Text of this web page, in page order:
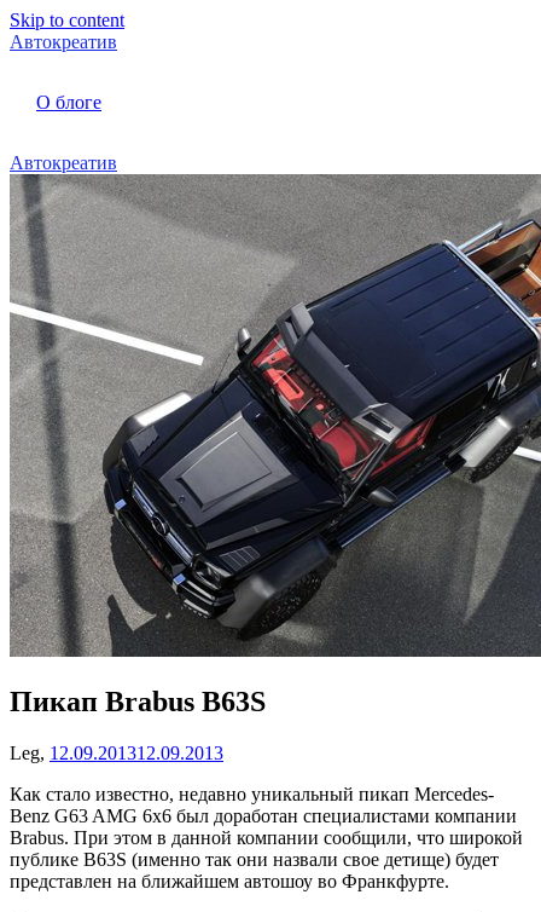
Skip to content
Автокреатив
О блоге
Автокреатив
Пикап Brabus B63S
Leg, 12.09.201312.09.2013
Как стало известно, недавно уникальный пикап Mercedes-
Benz G63 AMG 6x6 был доработан специалистами компании
Brabus. При этом в данной компании сообщили, что широкой
публике B63S (именно так они назвали свое детище) будет
представлен на ближайшем автошоу во Франкфурте.